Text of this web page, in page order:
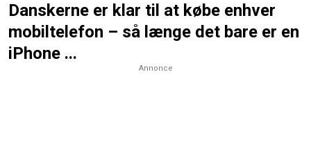
Danskerne er klar til at købe enhver
mobiltelefon – så længe det bare er en
iPhone ...
Annonce